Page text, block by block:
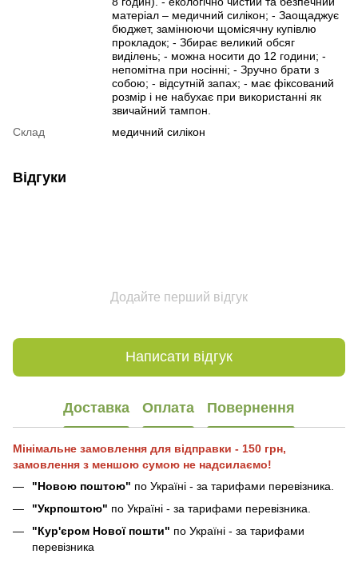
матеріал – медичний силікон; - Заощаджує
бюджет, замінюючи щомісячну купівлю
прокладок; - Збирає великий обсяг
виділень; - можна носити до 12 години; -
непомітна при носінні; - Зручно брати з
собою; - відсутній запах; - має фіксований
розмір і не набухає при використанні як
звичайний тампон.
Склад
медичний силікон
Відгуки
Додайте перший відгук
Написати відгук
Доставка Оплата Повернення
Мінімальне замовлення для відправки - 150 грн,
замовлення з меншою сумою не надсилаємо!
"Новою поштою" по Україні - за тарифами перевізника.
"Укрпоштою" по Україні - за тарифами перевізника.
"Кур'єром Нової пошти" по Україні - за тарифами
перевізника